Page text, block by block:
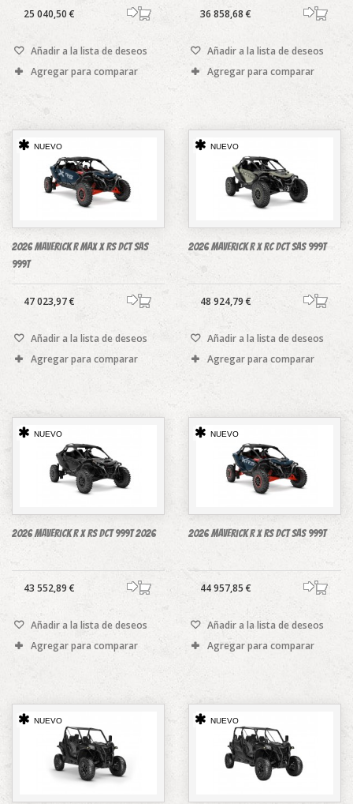
25 040,50 €
Añadir a la lista de deseos
Agregar para comparar
36 858,68 €
Añadir a la lista de deseos
Agregar para comparar
NUEVO
2026 Maverick R MAX X RS DCT SAS
999T
47 023,97 €
Añadir a la lista de deseos
Agregar para comparar
NUEVO
2026 Maverick R X RC DCT SAS 999T
48 924,79 €
Añadir a la lista de deseos
Agregar para comparar
NUEVO
2026 Maverick R X RS DCT 999T 2026
43 552,89 €
Añadir a la lista de deseos
Agregar para comparar
NUEVO
2026 Maverick R X RS DCT SAS 999T
44 957,85 €
Añadir a la lista de deseos
Agregar para comparar
NUEVO NUEVO